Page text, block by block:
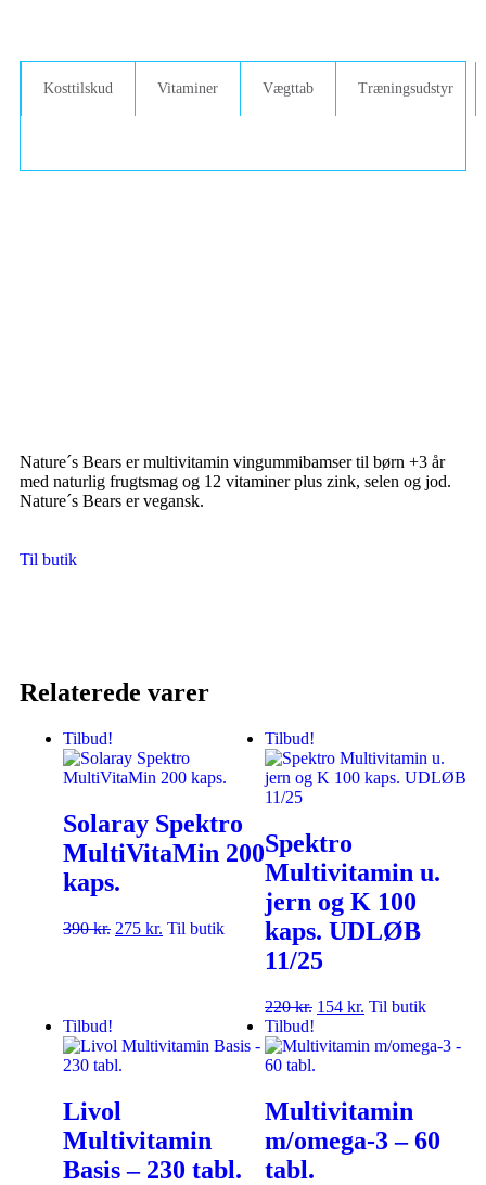
Kosttilskud Vitaminer Vægttab Træningsudstyr
Nature´s Bears er multivitamin vingummibamser til børn +3 år
med naturlig frugtsmag og 12 vitaminer plus zink, selen og jod.
Nature´s Bears er vegansk.
Til butik
Relaterede varer
Tilbud!
Solaray Spektro
MultiVitaMin 200
kaps.
390kr. 275 kr. Til butik
Tilbud!
Spektro
Multivitamin u.
jern og K 100
kaps. UDLØB
11/25
220kr. 154 kr. Til butik
Tilbud!
Livol
Multivitamin
Basis – 230 tabl.
Tilbud!
Multivitamin
m/omega-3 – 60
tabl.